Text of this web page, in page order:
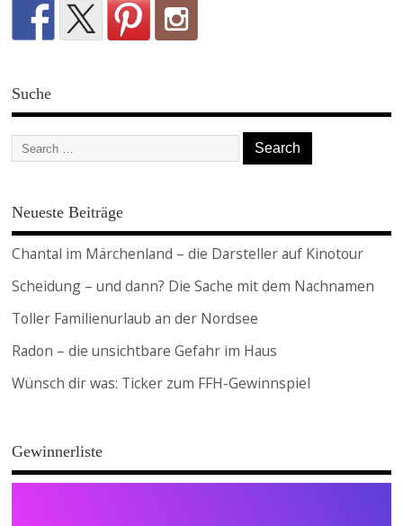
Suche
Neueste Beiträge
Chantal im Märchenland – die Darsteller auf Kinotour
Scheidung – und dann? Die Sache mit dem Nachnamen
Toller Familienurlaub an der Nordsee
Radon – die unsichtbare Gefahr im Haus
Wünsch dir was: Ticker zum FFH-Gewinnspiel
Gewinnerliste